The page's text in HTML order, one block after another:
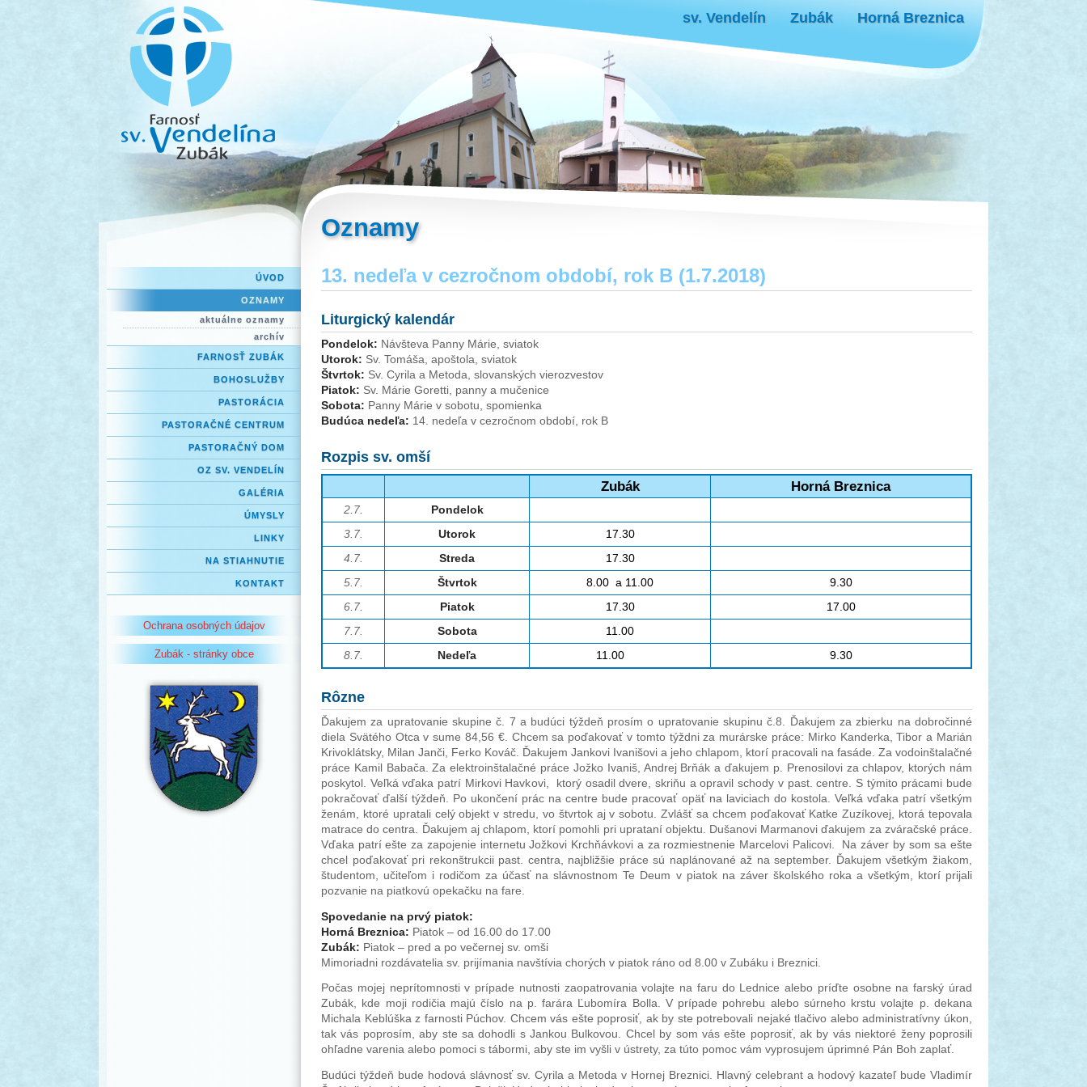
Horná Breznica
Zubák
sv. Vendelín
ÚVOD
OZNAMY
aktuálne oznamy
archív
FARNOSŤ ZUBÁK
BOHOSLUŽBY
PASTORÁCIA
PASTORAČNÉ CENTRUM
PASTORAČNÝ DOM
OZ SV. VENDELÍN
GALÉRIA
ÚMYSLY
LINKY
NA STIAHNUTIE
KONTAKT
Ochrana osobných údajov
Zubák - stránky obce
Oznamy
13. nedeľa v cezročnom období, rok B (1.7.2018)
Liturgický kalendár
Pondelok: Návšteva Panny Márie, sviatok
Utorok: Sv. Tomáša, apoštola, sviatok
Štvrtok: Sv. Cyrila a Metoda, slovanských vierozvestov
Piatok: Sv. Márie Goretti, panny a mučenice
Sobota: Panny Márie v sobotu, spomienka
Budúca nedeľa: 14. nedeľa v cezročnom období, rok B
Rozpis sv. omší
Zubák Horná Breznica
2.7.
Pondelok
3.7.
Utorok
17.30
4.7.
Streda
17.30
5.7.
Štvrtok 8.00 a 11.00
9.30
6.7.
Piatok 17.30
17.00
7.7.
Sobota
11.00
8.7.
Nedeľa 11.00 9.30
Rôzne
Ďakujem za upratovanie skupine č. 7 a budúci týždeň prosím o upratovanie skupinu č.8. Ďakujem za zbierku na dobročinné
diela Svätého Otca v sume 84,56 €. Chcem sa poďakovať v tomto týždni za murárske práce: Mirko Kanderka, Tibor a Marián
Krivoklátsky, Milan Janči, Ferko Kováč. Ďakujem Jankovi Ivanišovi a jeho chlapom, ktorí pracovali na fasáde. Za vodoinštalačné
práce Kamil Babača. Za elektroinštalačné práce Jožko Ivaniš, Andrej Brňák a ďakujem p. Prenosilovi za chlapov, ktorých nám
poskytol. Veľká vďaka patrí Mirkovi Havkovi, ktorý osadil dvere, skriňu a opravil schody v past. centre. S týmito prácami bude
pokračovať ďalší týždeň. Po ukončení prác na centre bude pracovať opäť na laviciach do kostola. Veľká vďaka patrí všetkým
ženám, ktoré upratali celý objekt v stredu, vo štvrtok aj v sobotu. Zvlášť sa chcem poďakovať Katke Zuzíkovej, ktorá tepovala
matrace do centra. Ďakujem aj chlapom, ktorí pomohli pri uprataní objektu. Dušanovi Marmanovi ďakujem za zváračské práce.
Vďaka patrí ešte za zapojenie internetu Jožkovi Krchňávkovi a za rozmiestnenie Marcelovi Palicovi. Na záver by som sa ešte
chcel poďakovať pri rekonštrukcii past. centra, najbližšie práce sú naplánované až na september. Ďakujem všetkým žiakom,
študentom, učiteľom i rodičom za účasť na slávnostnom Te Deum v piatok na záver školského roka a všetkým, ktorí prijali
pozvanie na piatkovú opekačku na fare.
Spovedanie na prvý piatok:
Horná Breznica: Piatok – od 16.00 do 17.00
Zubák: Piatok – pred a po večernej sv. omši
Mimoriadni rozdávatelia sv. prijímania navštívia chorých v piatok ráno od 8.00 v Zubáku i Breznici.
Počas mojej neprítomnosti v prípade nutnosti zaopatrovania volajte na faru do Lednice alebo príďte osobne na farský úrad
Zubák, kde moji rodičia majú číslo na p. farára Ľubomíra Bolla. V prípade pohrebu alebo súrneho krstu volajte p. dekana
Michala Keblúška z farnosti Púchov. Chcem vás ešte poprosiť, ak by ste potrebovali nejaké tlačivo alebo administratívny úkon,
tak vás poprosím, aby ste sa dohodli s Jankou Bulkovou. Chcel by som vás ešte poprosiť, ak by vás niektoré ženy poprosili
ohľadne varenia alebo pomoci s tábormi, aby ste im vyšli v ústrety, za túto pomoc vám vyprosujem úprimné Pán Boh zaplať.
Budúci týždeň bude hodová slávnosť sv. Cyrila a Metoda v Hornej Breznici. Hlavný celebrant a hodový kazateľ bude Vladimír